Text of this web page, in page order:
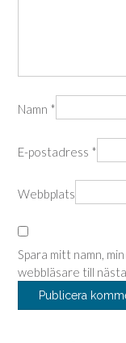
Namn *
E-postadress *
Webbplats
Spara mitt namn,
webbläsare till